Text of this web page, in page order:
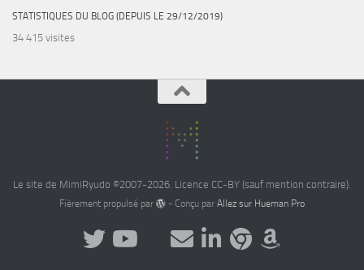
STATISTIQUES DU BLOG (DEPUIS LE 29/12/2019)
34 415 visites
Le site de MimiRyudo ©2007-2026. Licence CC-BY (sauf mention contraire).
Fièrement propulsé par - Conçu par Allez sur Hueman Pro